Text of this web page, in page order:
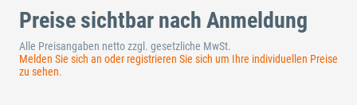
Preise sichtbar nach Anmeldung
Alle Preisangaben netto zzgl. gesetzliche MwSt.
Melden Sie sich an oder registrieren Sie sich um Ihre individuellen Preise
zu sehen.